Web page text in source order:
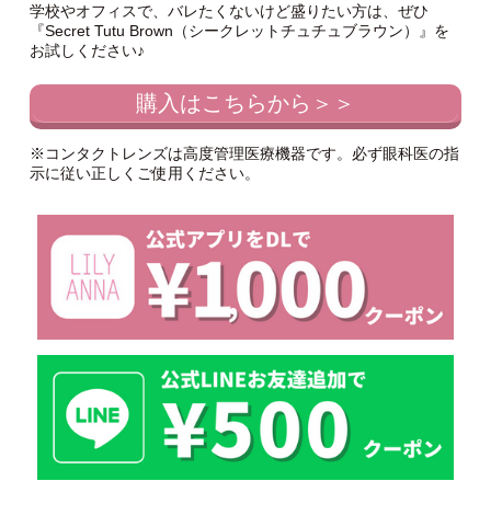
学校やオフィスで、バレたくないけど盛りたい方は、ぜひ
『Secret Tutu Brown（シークレットチュチュブラウン）』を
お試しください♪
購入はこちらから＞＞
※コンタクトレンズは高度管理医療機器です。必ず眼科医の指
示に従い正しくご使用ください。